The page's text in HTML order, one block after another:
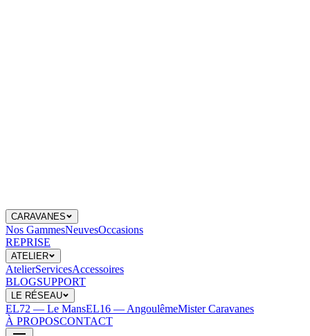
CARAVANES
Nos GammesNeuvesOccasions
REPRISE
ATELIER
AtelierServicesAccessoires
BLOGSUPPORT
LE RÉSEAU
EL72 — Le MansEL16 — AngoulêmeMister Caravanes
À PROPOSCONTACT